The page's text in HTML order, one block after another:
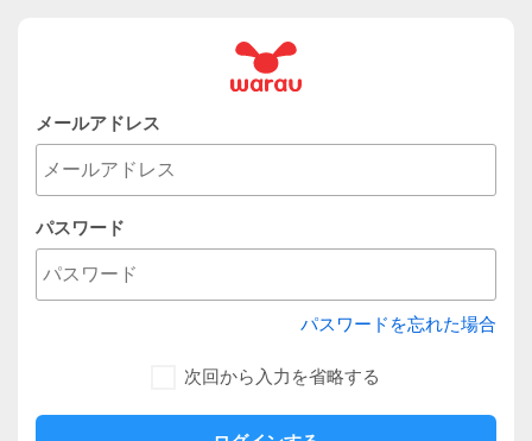
メールアドレス
パスワード
パスワードを忘れた場合
次回から入力を省略する